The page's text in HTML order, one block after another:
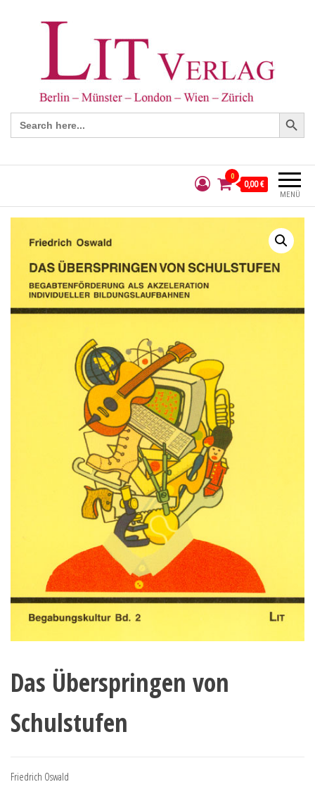
Search
for:
Search Button
MENÜ
0
0,00 €
Das Überspringen von
Schulstufen
Friedrich Oswald